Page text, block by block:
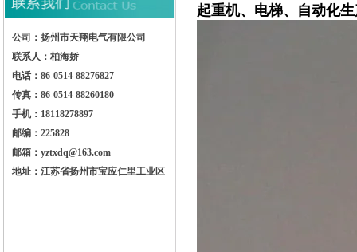
公司：扬州市天翔电气有限公司
联系人：柏海娇
电话：86-0514-88276827
传真：86-0514-88260180
手机：18118278897
邮编：225828
邮箱：yztxdq@163.com
地址：江苏省扬州市宝应仁里工业区
起重机、电梯、自动化